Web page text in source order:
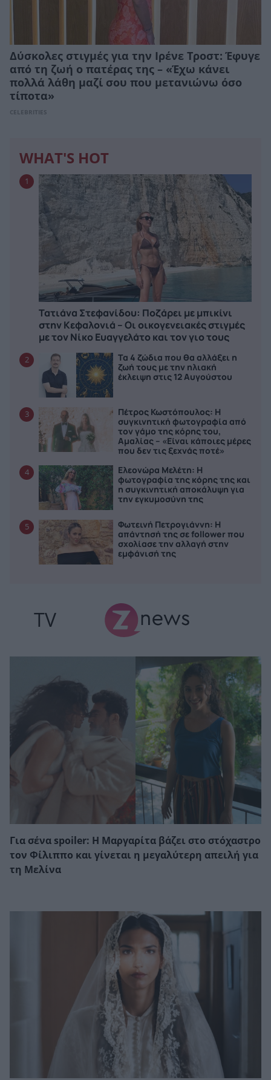
Δύσκολες στιγμές για την Ιρένε Τροστ: Έφυγε
από τη ζωή ο πατέρας της – «Έχω κάνει
πολλά λάθη μαζί σου που μετανιώνω όσο
τίποτα»
CELEBRITIES
WHAT'S HOT
1
Τατιάνα Στεφανίδου: Ποζάρει με μπικίνι
στην Κεφαλονιά – Οι οικογενειακές στιγμές
με τον Νίκο Ευαγγελάτο και τον γιο τους
2
Τα 4 ζώδια που θα αλλάξει η
ζωή τους με την ηλιακή
έκλειψη στις 12 Αυγούστου
3
Πέτρος Κωστόπουλος: Η
συγκινητική φωτογραφία από
τον γάμο της κόρης του,
Αμαλίας – «Είναι κάποιες μέρες
που δεν τις ξεχνάς ποτέ»
4
Ελεονώρα Μελέτη: Η
φωτογραφία της κόρης της και
η συγκινητική αποκάλυψη για
την εγκυμοσύνη της
5
Φωτεινή Πετρογιάννη: Η
απάντησή της σε follower που
σχολίασε την αλλαγή στην
εμφάνισή της
TV
Για σένα spoiler: Η Μαργαρίτα βάζει στο στόχαστρο
τον Φίλιππο και γίνεται η μεγαλύτερη απειλή για
τη Μελίνα